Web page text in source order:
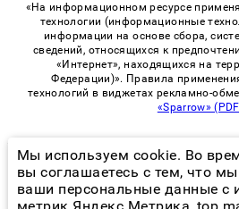
«На информационном ресурсе
технологии (информационные
информации на основе сбора,
сведений, относящихся к
«Интернет», находящихся на
Федерации)». Правила
технологий в виджетах рекламно-
«Sparrow»
© 2026 «PROGorodChelny» |
Возрастная категория
Мы используем cookie. Во
вы соглашаетесь с тем, что
ваши персональные данные с